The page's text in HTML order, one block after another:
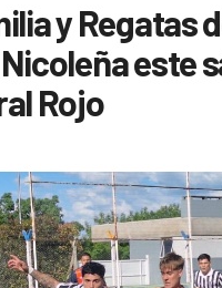
y Regatas
este
Rojo